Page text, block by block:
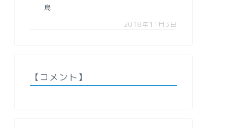
島
2018年11月3日
【コメント】